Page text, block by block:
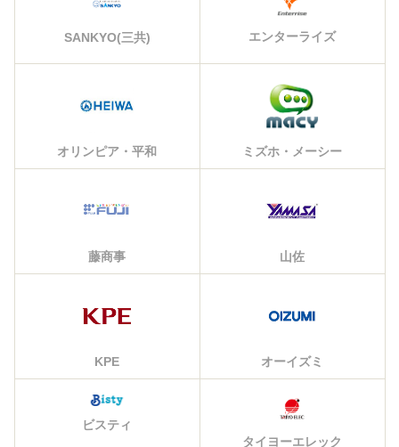
SANKYO(三共) エンターライズ
オリンピア・平和 ミズホ・メーシー
藤商事 山佐
KPE オーイズミ
ビスティ
タイヨーエレック